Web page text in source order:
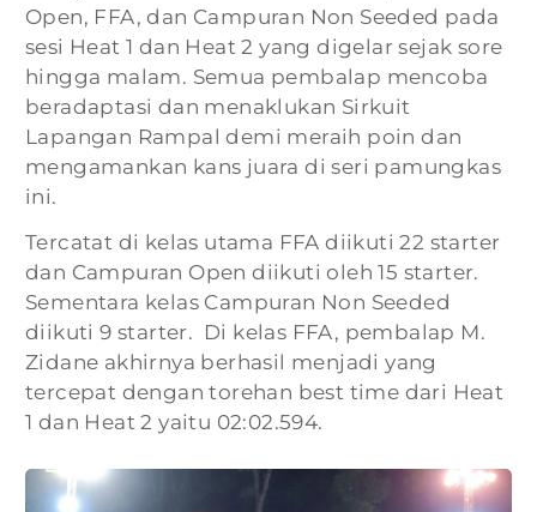
Open, FFA, dan Campuran Non Seeded pada
sesi Heat 1 dan Heat 2 yang digelar sejak sore
hingga malam. Semua pembalap mencoba
beradaptasi dan menaklukan Sirkuit
Lapangan Rampal demi meraih poin dan
mengamankan kans juara di seri pamungkas
ini.
Tercatat di kelas utama FFA diikuti 22 starter
dan Campuran Open diikuti oleh 15 starter.
Sementara kelas Campuran Non Seeded
diikuti 9 starter. Di kelas FFA, pembalap M.
Zidane akhirnya berhasil menjadi yang
tercepat dengan torehan best time dari Heat
1 dan Heat 2 yaitu 02:02.594.